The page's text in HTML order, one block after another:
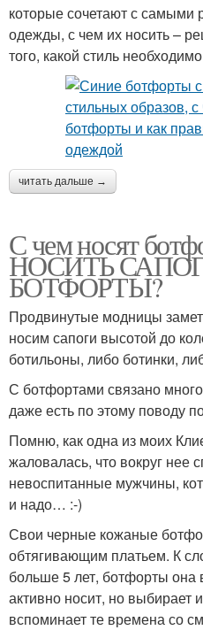
которые сочетают с самыми
одежды, с чем их носить –
того, какой стиль
читать дальше →
С чем носят
НОСИТЬ
БОТФОРТЫ?
Продвинутые модницы
носим сапоги высотой до
ботильоны, либо ботинки,
С ботфортами связано
даже есть по этому поводу
Помню, как одна из моих
жаловалась, что вокруг нее
невоспитанные мужчины,
и надо… :-)
Свои черные кожаные
обтягивающим платьем. К
больше 5 лет, ботфорты она
активно носит, но выбирает
вспоминает те времена со